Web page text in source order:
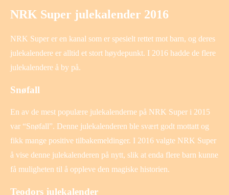
NRK Super julekalender 2016
NRK Super er en kanal som er spesielt rettet mot barn, og deres
julekalendere er alltid et stort høydepunkt. I 2016 hadde de flere
julekalendere å by på.
Snøfall
En av de mest populære julekalenderne på NRK Super i 2015
var “Snøfall”. Denne julekalenderen ble svært godt mottatt og
fikk mange positive tilbakemeldinger. I 2016 valgte NRK Super
å vise denne julekalenderen på nytt, slik at enda flere barn kunne
få muligheten til å oppleve den magiske historien.
Teodors julekalender